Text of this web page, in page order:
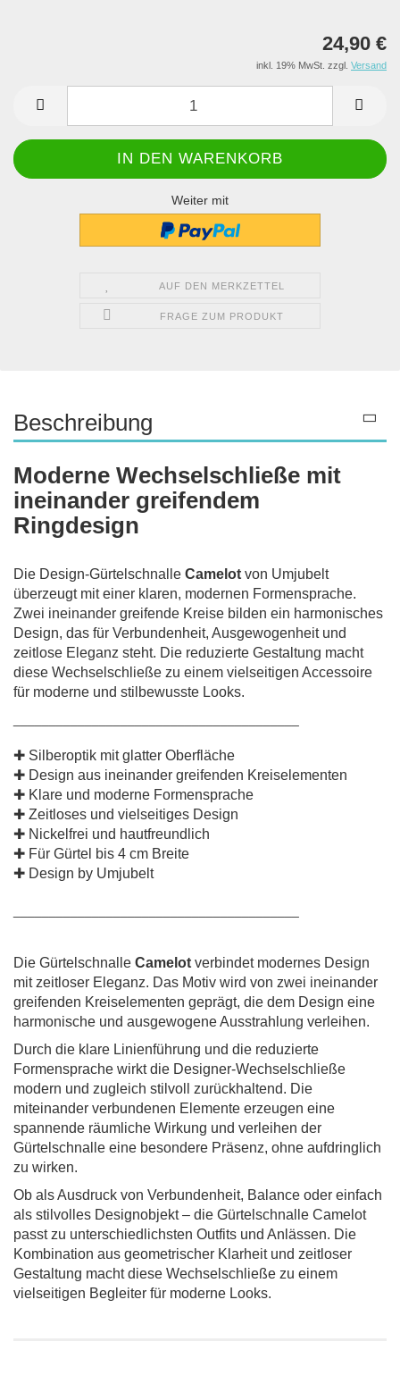
24,90 €
inkl. 19% MwSt. zzgl. Versand
Weiter mit
AUF DEN MERKZETTEL
FRAGE ZUM PRODUKT
Beschreibung
Moderne Wechselschließe mit
ineinander greifendem
Ringdesign
Die Design-Gürtelschnalle Camelot von Umjubelt
überzeugt mit einer klaren, modernen Formensprache.
Zwei ineinander greifende Kreise bilden ein harmonisches
Design, das für Verbundenheit, Ausgewogenheit und
zeitlose Eleganz steht. Die reduzierte Gestaltung macht
diese Wechselschließe zu einem vielseitigen Accessoire
für moderne und stilbewusste Looks.
✚ Silberoptik mit glatter Oberfläche
✚ Design aus ineinander greifenden Kreiselementen
✚ Klare und moderne Formensprache
✚ Zeitloses und vielseitiges Design
✚ Nickelfrei und hautfreundlich
✚ Für Gürtel bis 4 cm Breite
✚ Design by Umjubelt
Die Gürtelschnalle Camelot verbindet modernes Design
mit zeitloser Eleganz. Das Motiv wird von zwei ineinander
greifenden Kreiselementen geprägt, die dem Design eine
harmonische und ausgewogene Ausstrahlung verleihen.
Durch die klare Linienführung und die reduzierte
Formensprache wirkt die Designer-Wechselschließe
modern und zugleich stilvoll zurückhaltend. Die
miteinander verbundenen Elemente erzeugen eine
spannende räumliche Wirkung und verleihen der
Gürtelschnalle eine besondere Präsenz, ohne aufdringlich
zu wirken.
Ob als Ausdruck von Verbundenheit, Balance oder einfach
als stilvolles Designobjekt – die Gürtelschnalle Camelot
passt zu unterschiedlichsten Outfits und Anlässen. Die
Kombination aus geometrischer Klarheit und zeitloser
Gestaltung macht diese Wechselschließe zu einem
vielseitigen Begleiter für moderne Looks.